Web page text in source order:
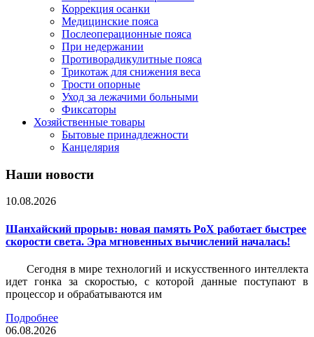
Коррекция осанки
Медицинские пояса
Послеоперационные пояса
При недержании
Противорадикулитные пояса
Трикотаж для снижения веса
Трости опорные
Уход за лежачими больными
Фиксаторы
Хозяйственные товары
Бытовые принадлежности
Канцелярия
Наши новости
10.08.2026
Шанхайский прорыв: новая память PoX работает быстрее
скорости света. Эра мгновенных вычислений началась!
Сегодня в мире технологий и искусственного интеллекта
идет гонка за скоростью, с которой данные поступают в
процессор и обрабатываются им
Подробнее
06.08.2026